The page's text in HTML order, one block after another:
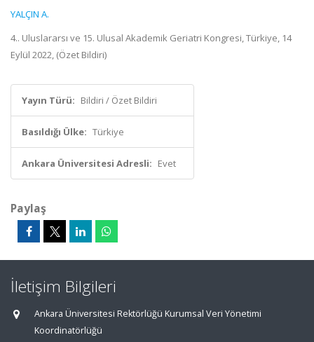
YALÇIN A.
4.. Uluslararsı ve 15. Ulusal Akademik Geriatri Kongresi, Türkiye, 14
Eylül 2022, (Özet Bildiri)
Yayın Türü: Bildiri / Özet Bildiri
Basıldığı Ülke: Türkiye
Ankara Üniversitesi Adresli: Evet
Paylaş
İletişim Bilgileri
Ankara Üniversitesi Rektörlüğü Kurumsal Veri Yönetimi
Koordinatörlüğü